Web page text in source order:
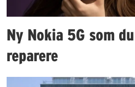
Ny Nokia 5G som
reparere